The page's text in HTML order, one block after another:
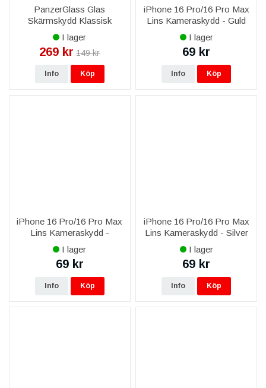
PanzerGlass Glas
Skärmskydd Klassisk
Passform för Apple iPhone
16 Pro 6.3"
I lager
269 kr 149 kr
Info Köp
iPhone 16 Pro/16 Pro Max
Lins Kameraskydd - Guld
I lager
69 kr
Info Köp
iPhone 16 Pro/16 Pro Max
Lins Kameraskydd -
Titangrå
I lager
69 kr
Info Köp
iPhone 16 Pro/16 Pro Max
Lins Kameraskydd - Silver
I lager
69 kr
Info Köp